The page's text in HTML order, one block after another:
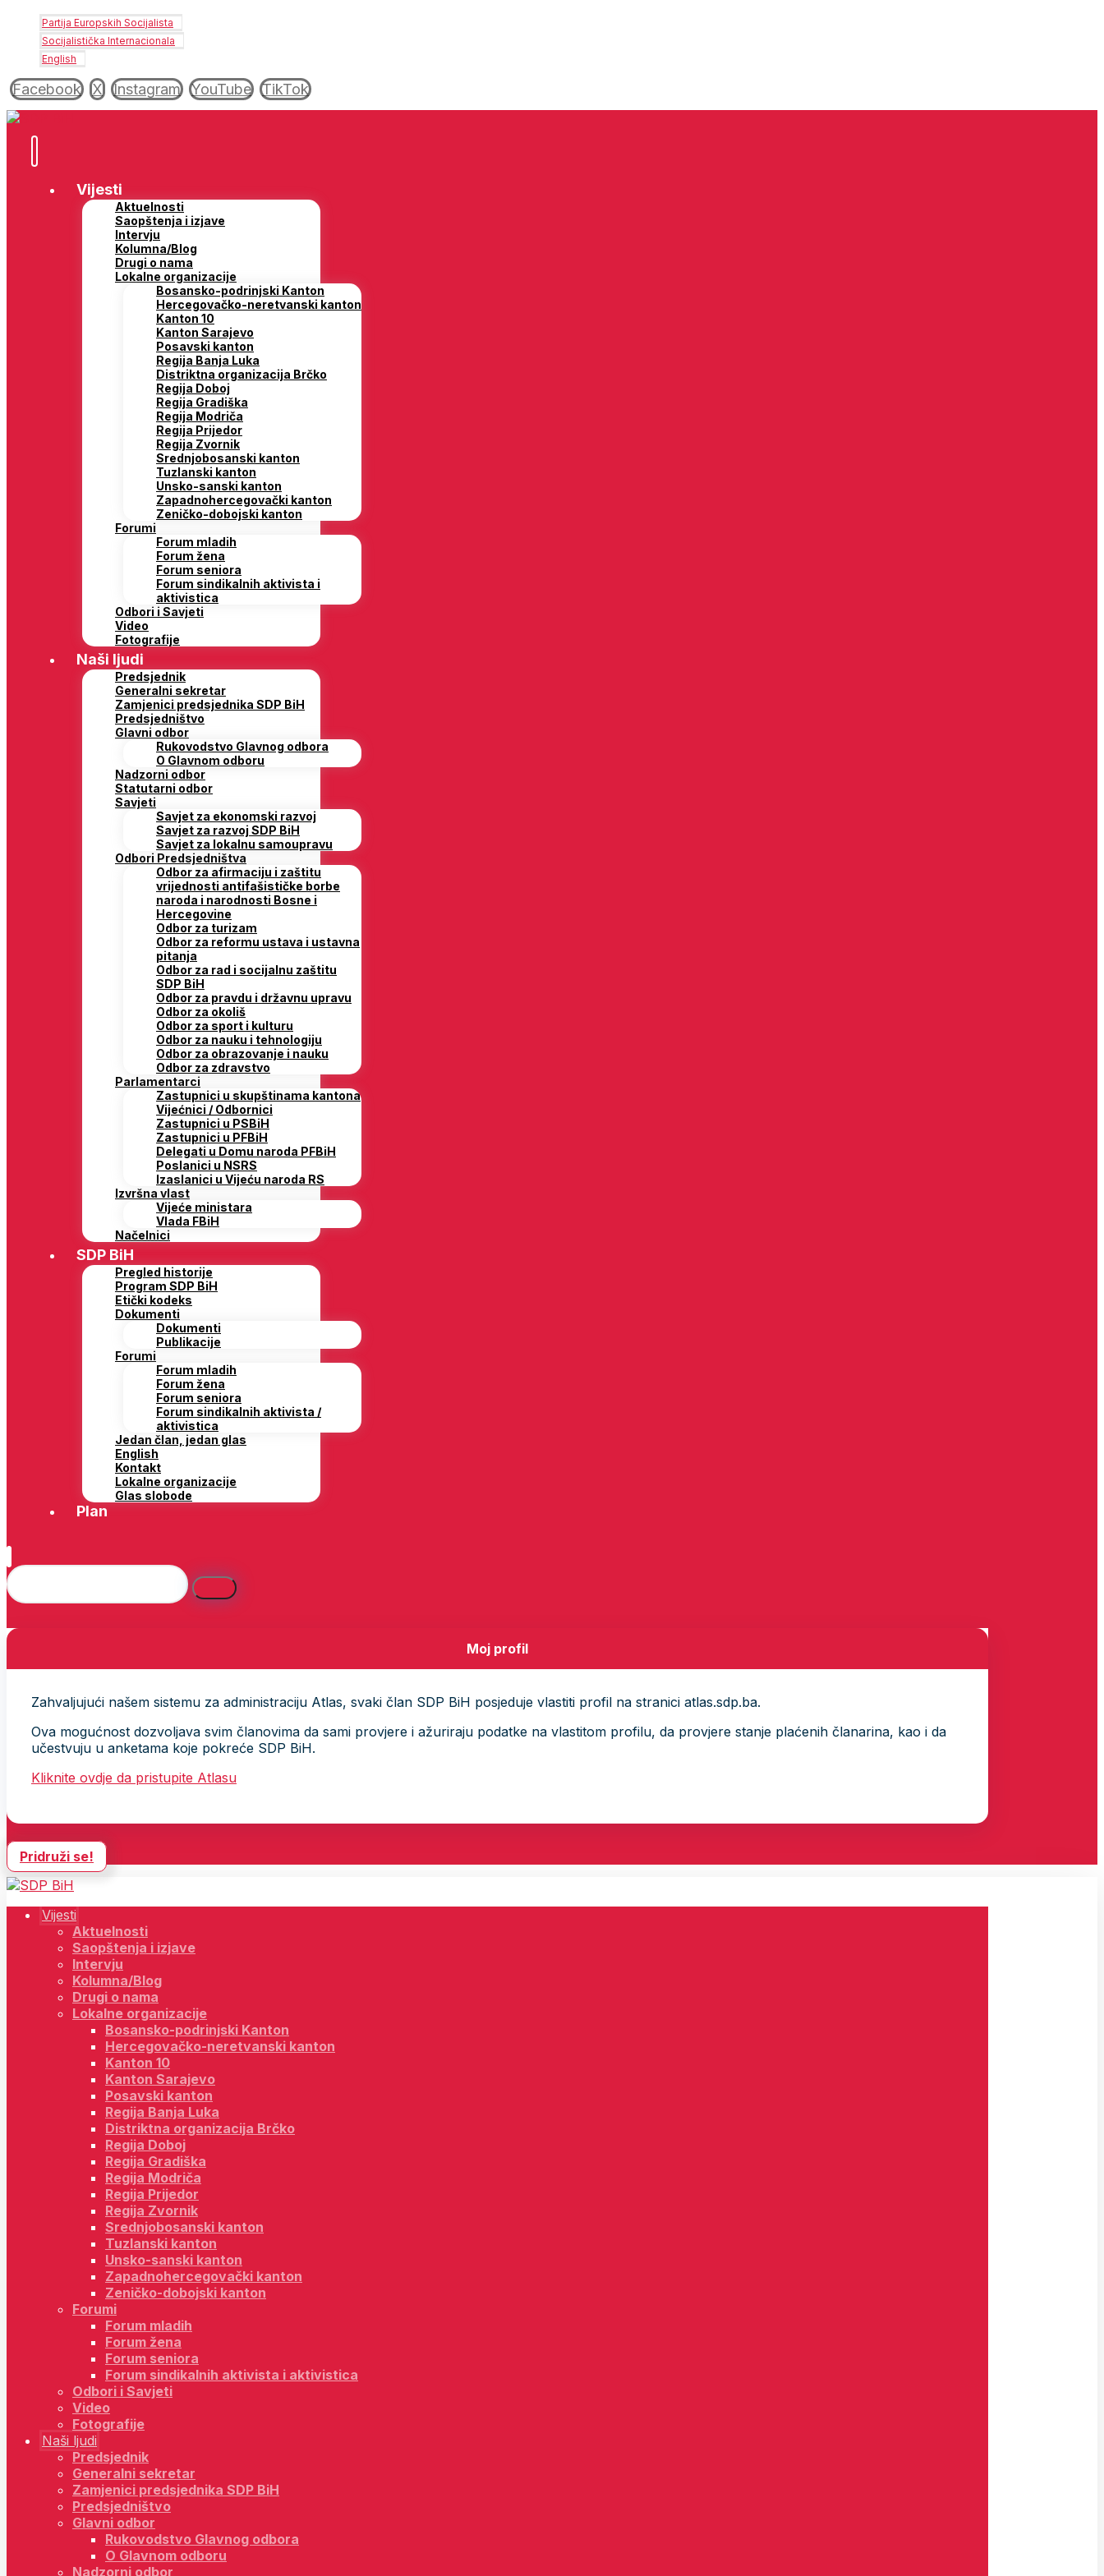
Partija Europskih Socijalista
Socijalistička Internacionala
English
Facebook X Instagram YouTube TikTok
Vijesti
Aktuelnosti
Saopštenja i izjave
Intervju
Kolumna/Blog
Drugi o nama
Lokalne organizacije
Bosansko-podrinjski Kanton
Hercegovačko-neretvanski kanton
Kanton 10
Kanton Sarajevo
Posavski kanton
Regija Banja Luka
Distriktna organizacija Brčko
Regija Doboj
Regija Gradiška
Regija Modriča
Regija Prijedor
Regija Zvornik
Srednjobosanski kanton
Tuzlanski kanton
Unsko-sanski kanton
Zapadnohercegovački kanton
Zeničko-dobojski kanton
Forumi
Forum mladih
Forum žena
Forum seniora
Forum sindikalnih aktivista i
aktivistica
Odbori i Savjeti
Video
Fotografije
Naši ljudi
Predsjednik
Generalni sekretar
Zamjenici predsjednika SDP BiH
Predsjedništvo
Glavni odbor
Rukovodstvo Glavnog odbora
O Glavnom odboru
Nadzorni odbor
Statutarni odbor
Savjeti
Savjet za ekonomski razvoj
Savjet za razvoj SDP BiH
Savjet za lokalnu samoupravu
Odbori Predsjedništva
Odbor za afirmaciju i zaštitu
vrijednosti antifašističke borbe
naroda i narodnosti Bosne i
Hercegovine
Odbor za turizam
Odbor za reformu ustava i ustavna
pitanja
Odbor za rad i socijalnu zaštitu
SDP BiH
Odbor za pravdu i državnu upravu
Odbor za okoliš
Odbor za sport i kulturu
Odbor za nauku i tehnologiju
Odbor za obrazovanje i nauku
Odbor za zdravstvo
Parlamentarci
Zastupnici u skupštinama kantona
Vijećnici / Odbornici
Zastupnici u PSBiH
Zastupnici u PFBiH
Delegati u Domu naroda PFBiH
Poslanici u NSRS
Izaslanici u Vijeću naroda RS
Izvršna vlast
Vijeće ministara
Vlada FBiH
Načelnici
SDP BiH
Pregled historije
Program SDP BiH
Etički kodeks
Dokumenti
Dokumenti
Publikacije
Forumi
Forum mladih
Forum žena
Forum seniora
Forum sindikalnih aktivista /
aktivistica
Jedan član, jedan glas
English
Kontakt
Lokalne organizacije
Glas slobode
Plan
Moj profil
Zahvaljujući našem sistemu za administraciju Atlas, svaki član SDP BiH posjeduje vlastiti profil na stranici atlas.sdp.ba.
Ova mogućnost dozvoljava svim članovima da sami provjere i ažuriraju podatke na vlastitom profilu, da provjere stanje plaćenih članarina, kao i da
učestvuju u anketama koje pokreće SDP BiH.
Kliknite ovdje da pristupite Atlasu
Pridruži se!
Vijesti
Aktuelnosti
Saopštenja i izjave
Intervju
Kolumna/Blog
Drugi o nama
Lokalne organizacije
Bosansko-podrinjski Kanton
Hercegovačko-neretvanski kanton
Kanton 10
Kanton Sarajevo
Posavski kanton
Regija Banja Luka
Distriktna organizacija Brčko
Regija Doboj
Regija Gradiška
Regija Modriča
Regija Prijedor
Regija Zvornik
Srednjobosanski kanton
Tuzlanski kanton
Unsko-sanski kanton
Zapadnohercegovački kanton
Zeničko-dobojski kanton
Forumi
Forum mladih
Forum žena
Forum seniora
Forum sindikalnih aktivista i aktivistica
Odbori i Savjeti
Video
Fotografije
Naši ljudi
Predsjednik
Generalni sekretar
Zamjenici predsjednika SDP BiH
Predsjedništvo
Glavni odbor
Rukovodstvo Glavnog odbora
O Glavnom odboru
Nadzorni odbor